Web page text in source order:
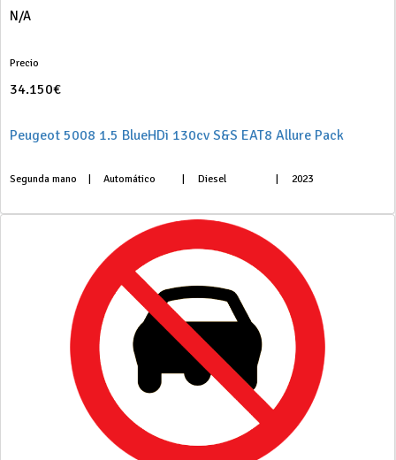
N/A
Precio
34.150€
Peugeot 5008 1.5 BlueHDi 130cv S&S EAT8 Allure Pack
Segunda mano Automático Diesel 2023